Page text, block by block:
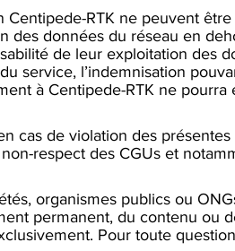
RTK ne peuvent
des données du réseau en
de leur exploitation des
service, l’indemnisation
à Centipede-RTK ne pourra
cas de violation des
respect des CGUs et
organismes publics ou
permanent, du contenu ou
Pour toute